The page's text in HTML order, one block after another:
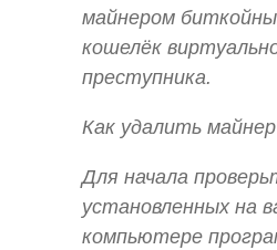
майнером
кошелёк
преступника.
Как удалить майнер
Для начала
установленных на
компьютере